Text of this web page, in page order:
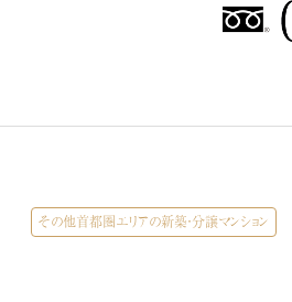
その他首都圏エリアの新築・分譲マンション